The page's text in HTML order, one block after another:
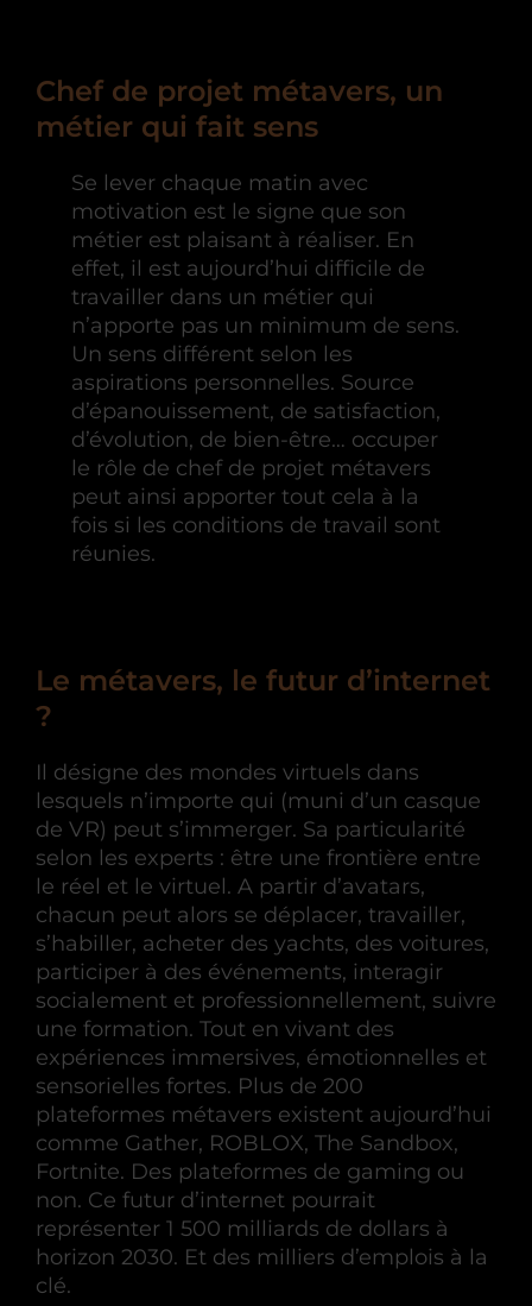
Chef de projet métavers, un
métier qui fait sens
Se lever chaque matin avec
motivation est le signe que son
métier est plaisant à réaliser. En
effet, il est aujourd’hui difficile de
travailler dans un métier qui
n’apporte pas un minimum de sens.
Un sens différent selon les
aspirations personnelles. Source
d’épanouissement, de satisfaction,
d’évolution, de bien-être… occuper
le rôle de chef de projet métavers
peut ainsi apporter tout cela à la
fois si les conditions de travail sont
réunies.
Le métavers, le futur d’internet
?
Il désigne des mondes virtuels dans
lesquels n’importe qui (muni d’un casque
de VR) peut s’immerger. Sa particularité
selon les experts : être une frontière entre
le réel et le virtuel. A partir d’avatars,
chacun peut alors se déplacer, travailler,
s’habiller, acheter des yachts, des voitures,
participer à des événements, interagir
socialement et professionnellement, suivre
une formation. Tout en vivant des
expériences immersives, émotionnelles et
sensorielles fortes. Plus de 200
plateformes métavers existent aujourd’hui
comme Gather, ROBLOX, The Sandbox,
Fortnite. Des plateformes de gaming ou
non. Ce futur d’internet pourrait
représenter 1 500 milliards de dollars à
horizon 2030. Et des milliers d’emplois à la
clé.